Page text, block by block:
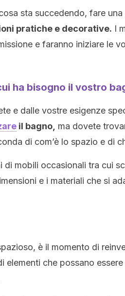
sta succedendo, fare una
pratiche e decorative. I
e faranno iniziare le
ha bisogno il vostro
e dalle vostre esigenze
il bagno, ma dovete
di com’è lo spazio e di
mobili occasionali tra cui
e i materiali che si
è il momento di
elementi che possano